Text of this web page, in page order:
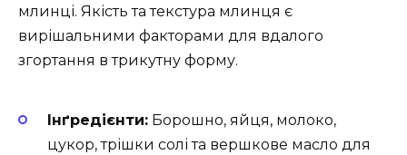
млинці. Якість та текстура млинця є
вирішальними факторами для вдалого
згортання в трикутну форму.
Інґредієнти: Борошно, яйця, молоко,
цукор, трішки солі та вершкове масло для